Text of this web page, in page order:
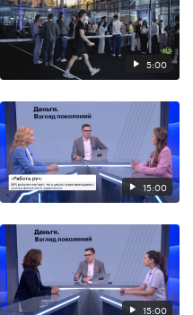
5:00
15:00
15:00